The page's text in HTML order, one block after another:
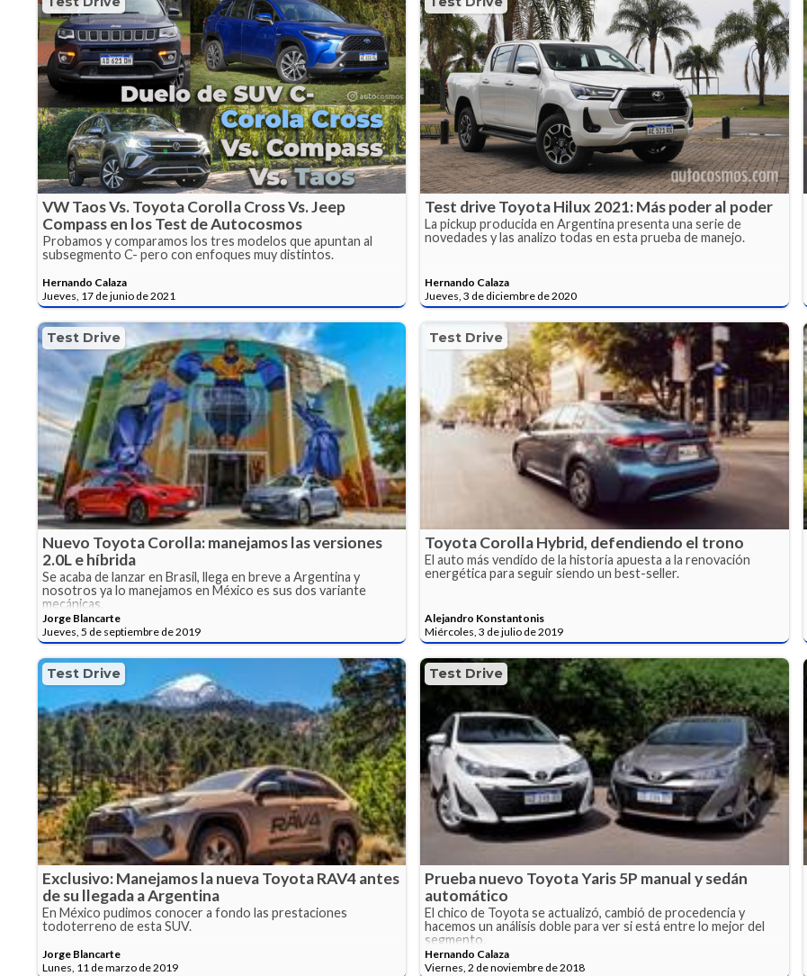
VW Taos Vs. Toyota Corolla Cross Vs. Jeep
Compass en los Test de Autocosmos
Probamos y comparamos los tres modelos que apuntan al
subsegmento C- pero con enfoques muy distintos.
Hernando Calaza
Jueves, 17 de junio de 2021
Test drive Toyota Hilux 2021: Más poder al poder
La pickup producida en Argentina presenta una serie de
novedades y las analizo todas en esta prueba de manejo.
Hernando Calaza
Jueves, 3 de diciembre de 2020
Test Drive
Nuevo Toyota Corolla: manejamos las versiones
2.0L e híbrida
Se acaba de lanzar en Brasil, llega en breve a Argentina y
nosotros ya lo manejamos en México es sus dos variante
mecánicas.
Jorge Blancarte
Jueves, 5 de septiembre de 2019
Test Drive
Toyota Corolla Hybrid, defendiendo el trono
El auto más vendido de la historia apuesta a la renovación
energética para seguir siendo un best-seller.
Alejandro Konstantonis
Miércoles, 3 de julio de 2019
Test Drive
Exclusivo: Manejamos la nueva Toyota RAV4 antes
de su llegada a Argentina
En México pudimos conocer a fondo las prestaciones
todoterreno de esta SUV.
Jorge Blancarte
Lunes, 11 de marzo de 2019
Test Drive
Prueba nuevo Toyota Yaris 5P manual y sedán
automático
El chico de Toyota se actualizó, cambió de procedencia y
hacemos un análisis doble para ver si está entre lo mejor del
segmento.
Hernando Calaza
Viernes, 2 de noviembre de 2018